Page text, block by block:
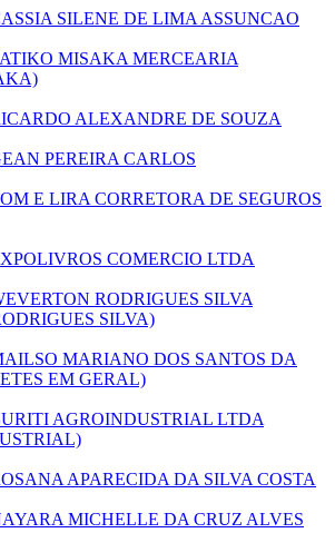
SILENE DE LIMA ASSUNCAO
MISAKA MERCEARIA
ALEXANDRE DE SOUZA
PEREIRA CARLOS
E LIRA CORRETORA DE SEGUROS
COMERCIO LTDA
RODRIGUES SILVA
SILVA)
MARIANO DOS SANTOS DA
EM GERAL)
AGROINDUSTRIAL LTDA
APARECIDA DA SILVA COSTA
MICHELLE DA CRUZ ALVES